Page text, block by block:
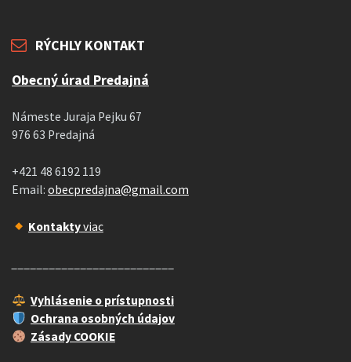
RÝCHLY KONTAKT
Obecný úrad Predajná
Námeste Juraja Pejku 67
976 63 Predajná
+421 48 6192 119
Email: obecpredajna@gmail.com
Kontaktyviac
Vyhlásenie o prístupnosti
Ochrana osobných údajov
Zásady COOKIE